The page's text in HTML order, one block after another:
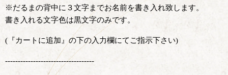
※だるまの背中に３文字までお名前を書き入れ致します。
書き入れる文字色は黒文字のみです。
( 『カートに追加』の下の入力欄にてご指示下さい)
-----------------------------------